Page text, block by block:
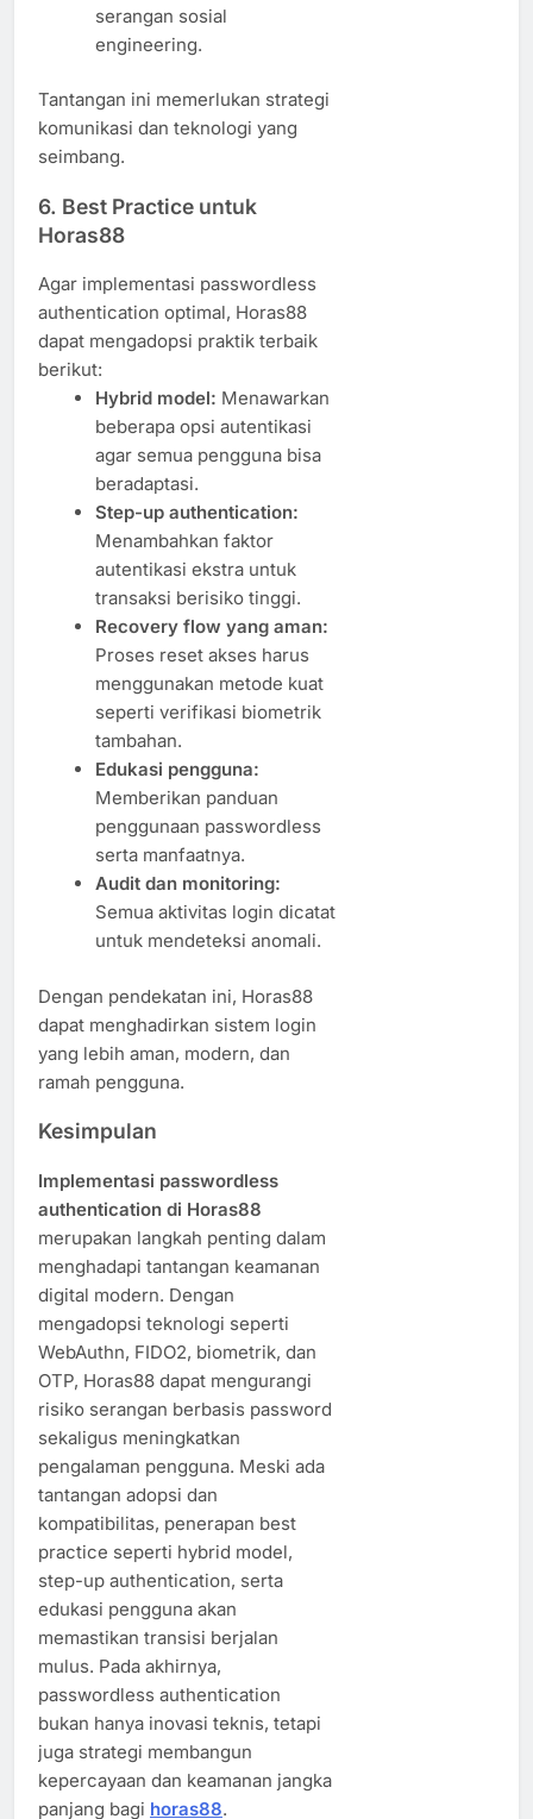
serangan sosial
engineering.
Tantangan ini memerlukan strategi
komunikasi dan teknologi yang
seimbang.
6. Best Practice untuk
Horas88
Agar implementasi passwordless
authentication optimal, Horas88
dapat mengadopsi praktik terbaik
berikut:
Hybrid model: Menawarkan
beberapa opsi autentikasi
agar semua pengguna bisa
beradaptasi.
Step-up authentication:
Menambahkan faktor
autentikasi ekstra untuk
transaksi berisiko tinggi.
Recovery flow yang aman:
Proses reset akses harus
menggunakan metode kuat
seperti verifikasi biometrik
tambahan.
Edukasi pengguna:
Memberikan panduan
penggunaan passwordless
serta manfaatnya.
Audit dan monitoring:
Semua aktivitas login dicatat
untuk mendeteksi anomali.
Dengan pendekatan ini, Horas88
dapat menghadirkan sistem login
yang lebih aman, modern, dan
ramah pengguna.
Kesimpulan
Implementasi passwordless
authentication di Horas88
merupakan langkah penting dalam
menghadapi tantangan keamanan
digital modern. Dengan
mengadopsi teknologi seperti
WebAuthn, FIDO2, biometrik, dan
OTP, Horas88 dapat mengurangi
risiko serangan berbasis password
sekaligus meningkatkan
pengalaman pengguna. Meski ada
tantangan adopsi dan
kompatibilitas, penerapan best
practice seperti hybrid model,
step-up authentication, serta
edukasi pengguna akan
memastikan transisi berjalan
mulus. Pada akhirnya,
passwordless authentication
bukan hanya inovasi teknis, tetapi
juga strategi membangun
kepercayaan dan keamanan jangka
panjang bagi horas88.